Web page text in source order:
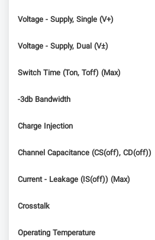
Voltage - Supply, Single (V+)
Voltage - Supply, Dual (V±)
Switch Time (Ton, Toff) (Max)
-3db Bandwidth
Charge Injection
Channel Capacitance (CS(off), CD(off))
Current - Leakage (IS(off)) (Max)
Crosstalk
Operating Temperature